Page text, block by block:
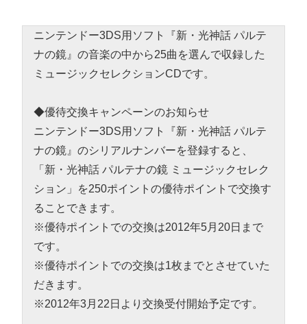
ニンテンドー3DS用ソフト『新・光神話 パルテ
ナの鏡』の音楽の中から25曲を選んで収録した
ミュージックセレクションCDです。
◆優待交換キャンペーンのお知らせ
ニンテンドー3DS用ソフト『新・光神話 パルテ
ナの鏡』のシリアルナンバーを登録すると、
「新・光神話 パルテナの鏡 ミュージックセレク
ション」を250ポイントの優待ポイントで交換す
ることできます。
※優待ポイントでの交換は2012年5月20日まで
です。
※優待ポイントでの交換は1枚までとさせていた
だきます。
※2012年3月22日より交換受付開始予定です。